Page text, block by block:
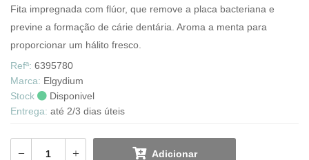
Fita impregnada com flúor, que remove a placa bacteriana e
previne a formação de cárie dentária. Aroma a menta para
proporcionar um hálito fresco.
Refª: 6395780
Marca: Elgydium
Stock
Disponivel
Entrega: até 2/3 dias úteis
Adicionar